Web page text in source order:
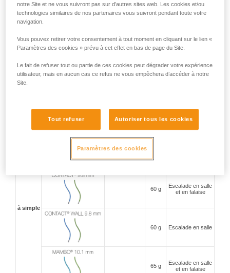
Choisir sa corde dynamique
ADDITIONNEL
AU
PRIVILÉGIÉES
multi-
Performance en
alpinisme
Performance en
escalade en
Alpinisme
à simple
60 g
Escalade en salle
et en falaise
60 g Escalade en salle
65 g
Escalade en salle
et en falaise
notre Site et ne vous suivront pas sur d’autres sites web. Les cookies et/ou
technologies similaires de nos partenaires vous suivront pendant toute votre
navigation.
Vous pouvez retirer votre consentement à tout moment en cliquant sur le lien «
Paramètres des cookies » prévu à cet effet en bas de page du Site.
Le fait de refuser tout ou partie de ces cookies peut dégrader votre expérience
utilisateur, mais en aucun cas ce refus ne vous empêchera d’accéder à notre
Site.
Tout refuser Autoriser tous les cookies
Paramètres des cookies